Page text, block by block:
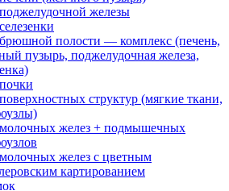
железы
полости — комплекс (печень,
пузырь, поджелудочная железа,
структур (мягкие ткани,
желез + подмышечных
желез с цветным
картированием